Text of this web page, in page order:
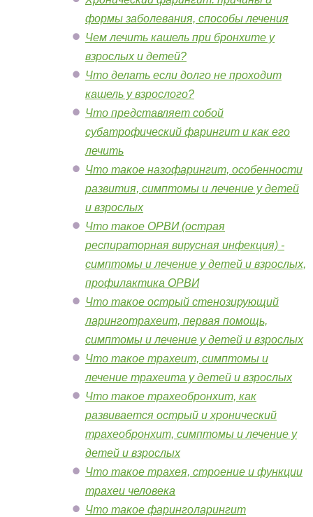
формы заболевания, способы лечения
Чем лечить кашель при бронхите у
взрослых и детей?
Что делать если долго не проходит
кашель у взрослого?
Что представляет собой
субатрофический фарингит и как его
лечить
Что такое назофарингит, особенности
развития, симптомы и лечение у детей
и взрослых
Что такое ОРВИ (острая
респираторная вирусная инфекция) -
симптомы и лечение у детей и взрослых,
профилактика ОРВИ
Что такое острый стенозирующий
ларинготрахеит, первая помощь,
симптомы и лечение у детей и взрослых
Что такое трахеит, симптомы и
лечение трахеита у детей и взрослых
Что такое трахеобронхит, как
развивается острый и хронический
трахеобронхит, симптомы и лечение у
детей и взрослых
Что такое трахея, строение и функции
трахеи человека
Что такое фаринголарингит